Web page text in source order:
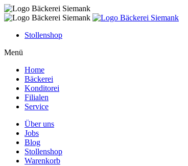
Skip
to
Stollenshop
Menü
Home
Bäckerei
Konditorei
Filialen
Service
Über uns
Jobs
Blog
Stollenshop
Warenkorb